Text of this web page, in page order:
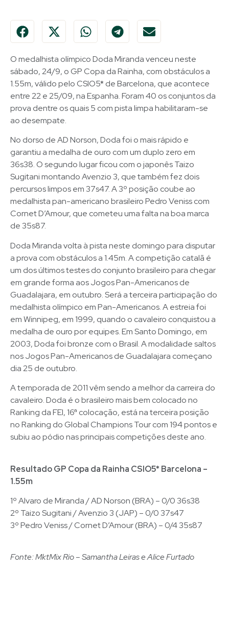
O medalhista olímpico Doda Miranda venceu neste
sábado, 24/9, o GP Copa da Rainha, com obstáculos a
1.55m, válido pelo CSIO5* de Barcelona, que acontece
entre 22 e 25/09, na Espanha. Foram 40 os conjuntos da
prova dentre os quais 5 com pista limpa habilitaram-se
ao desempate.
No dorso de AD Norson, Doda foi o mais rápido e
garantiu a medalha de ouro com um duplo zero em
36s38. O segundo lugar ficou com o japonês Taizo
Sugitani montando Avenzio 3, que também fez dois
percursos limpos em 37s47. A 3º posição coube ao
medalhista pan-americano brasileiro Pedro Veniss com
Cornet D’Amour, que cometeu uma falta na boa marca
de 35s87.
Doda Miranda volta à pista neste domingo para disputar
a prova com obstáculos a 1.45m. A competição catalã é
um dos últimos testes do conjunto brasileiro para chegar
em grande forma aos Jogos Pan-Americanos de
Guadalajara, em outubro. Será a terceira participação do
medalhista olímpico em Pan-Americanos. A estreia foi
em Winnipeg, em 1999, quando o cavaleiro conquistou a
medalha de ouro por equipes. Em Santo Domingo, em
2003, Doda foi bronze com o Brasil. A modalidade saltos
nos Jogos Pan-Americanos de Guadalajara começano
dia 25 de outubro.
A temporada de 2011 vêm sendo a melhor da carreira do
cavaleiro. Doda é o brasileiro mais bem colocado no
Ranking da FEI, 16ª colocação, está na terceira posição
no Ranking do Global Champions Tour com 194 pontos e
subiu ao pódio nas principais competições deste ano.
Resultado GP Copa da Rainha CSIO5* Barcelona –
1.55m
1º Alvaro de Miranda / AD Norson (BRA) – 0/0 36s38
2º Taizo Sugitani / Avenzio 3 (JAP) – 0/0 37s47
3º Pedro Veniss / Cornet D’Amour (BRA) – 0/4 35s87
Fonte: MktMix Rio – Samantha Leiras e Alice Furtado